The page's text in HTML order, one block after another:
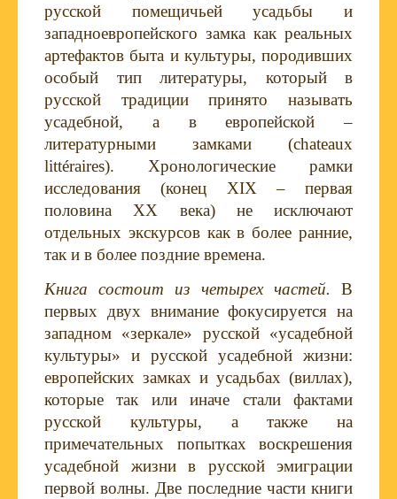
русской помещичьей усадьбы и
западноевропейского замка как реальных
артефактов быта и культуры, породивших
особый тип литературы, который в
русской традиции принято называть
усадебной, а в европейской –
литературными замками (chateaux
littéraires). Хронологические рамки
исследования (конец XIX – первая
половина ХХ века) не исключают
отдельных экскурсов как в более ранние,
так и в более поздние времена.
Книга состоит из четырех частей. В
первых двух внимание фокусируется на
западном «зеркале» русской «усадебной
культуры» и русской усадебной жизни:
европейских замках и усадьбах (виллах),
которые так или иначе стали фактами
русской культуры, а также на
примечательных попытках воскрешения
усадебной жизни в русской эмиграции
первой волны. Две последние части книги